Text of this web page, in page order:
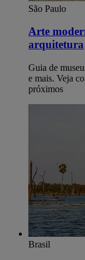
São Paulo
Arte
arquitetura
Guia de
e mais. Veja
próximos
Brasil